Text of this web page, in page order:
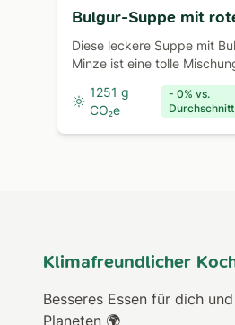
Bulgur-Suppe mit
Diese leckere Suppe mit
Minze ist eine tolle
1251 g
CO₂e
- 0% vs.
Durchschnitt
Klimafreundlicher
Besseres Essen für dich
Planeten 🌍